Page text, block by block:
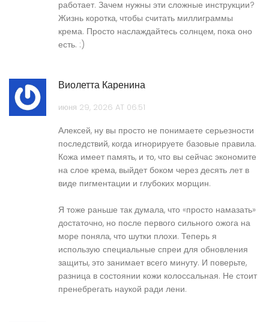
работает. Зачем нужны эти сложные инструкции?
Жизнь коротка, чтобы считать миллиграммы
крема. Просто наслаждайтесь солнцем, пока оно
есть. :)
Виолетта Каренина
июня 29, 2026 AT 06:51
Алексей, ну вы просто не понимаете серьезности
последствий, когда игнорируете базовые правила.
Кожа имеет память, и то, что вы сейчас экономите
на слое крема, выйдет боком через десять лет в
виде пигментации и глубоких морщин.
Я тоже раньше так думала, что «просто намазать»
достаточно, но после первого сильного ожога на
море поняла, что шутки плохи. Теперь я
использую специальные спреи для обновления
защиты, это занимает всего минуту. И поверьте,
разница в состоянии кожи колоссальная. Не стоит
пренебрегать наукой ради лени.